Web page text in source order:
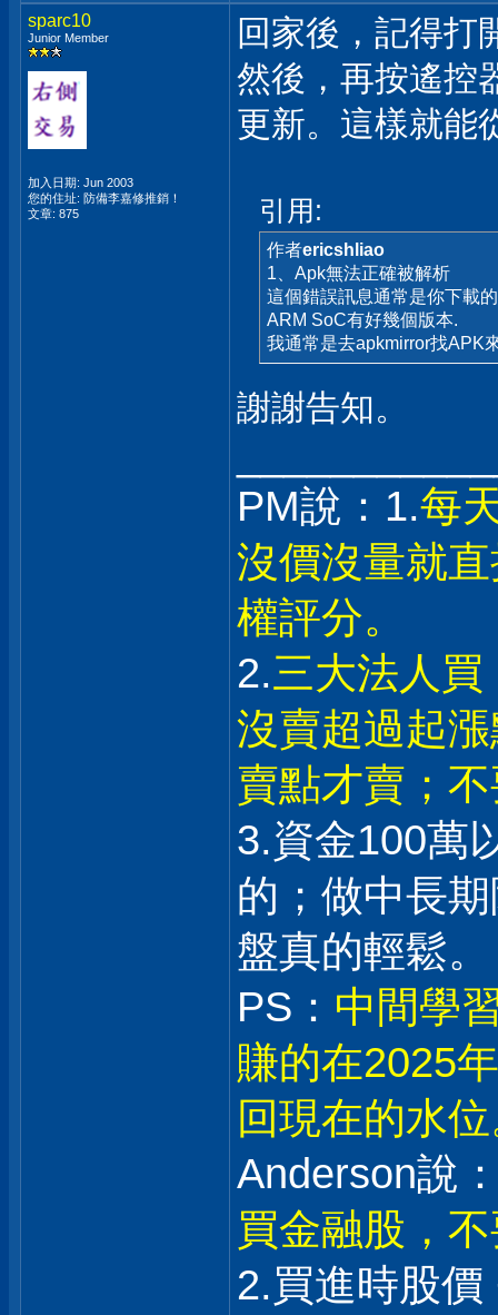
sparc10
Junior Member
加入日期: Jun 2003
您的住址: 防備李嘉修推銷！
文章: 875
回家後，記得打
然後，再按遙控
更新。這樣就能
引用:
作者ericshliao
1、Apk無法正確被解析
這個錯誤訊息通常是你下載
ARM SoC有好幾個版本.
我通常是去apkmirror找APK
謝謝告知。
PM說：1.每
沒價沒量就
權評分。
2.三大法人
沒賣超過起
賣點才賣；
3.資金100萬
的；做中長
盤真的輕鬆。
PS： 中間學
賺的在2025
回現在的水
Anderson說
買金融股，
2.買進時股